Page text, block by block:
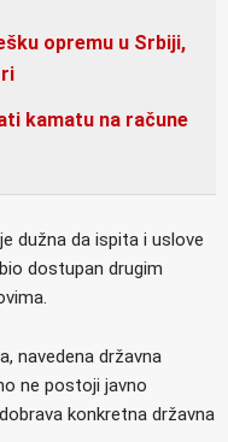
opremu u Srbiji,
kamatu na račune
dužna da ispita i uslove
dostupan drugim
navedena državna
ne postoji javno
konkretna državna